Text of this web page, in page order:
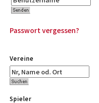
Passwort vergessen?
Vereine
Spieler